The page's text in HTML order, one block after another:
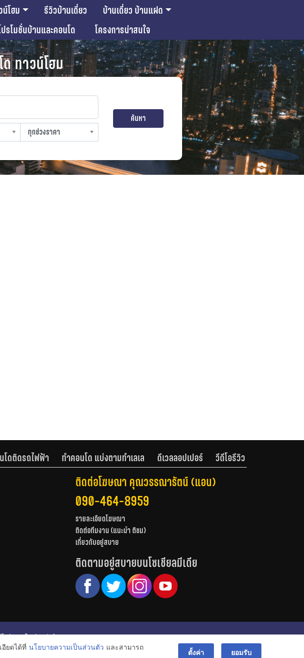
น์โฮม รีวิวบ้านเดี่ยว
บ้านเดี่ยว บ้านแฝด
รโมชั่นบ้านและคอนโด โครงการน่าสนใจ
ทาวน์โฮม
ทุกช่วงราคา
ค้นหา
โดติดรถไฟฟ้า ทำคอนโด แบ่งตามทำเลเล ดีเวลลอปเปอร์ วีดีโอรีวิว
ติดต่อโฆษณา คุณวรรณารัตน์ (แอน)
090-464-8959
รายละเอียดโฆษณา
ติดต่อทีมงาน (แนะนำ ติชม)
เกี่ยวกับอยู่สบาย
ติดตามอยู่สบายบนโซเชียลมีเดีย
อรีวิว
ไอเดียแต่งบ้าน
© สงวนลิขสิทธิ์ 2556-2564
ยดได้ที่ นโยบายความเป็นส่วนตัว และสามารถ
ตั้งค่า ยอมรับ